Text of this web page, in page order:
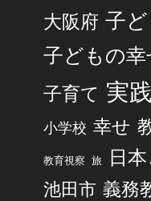
大阪府 子
子どもの
子育て 実
小学校 幸せ
教育視察 旅 日
池田市 義務